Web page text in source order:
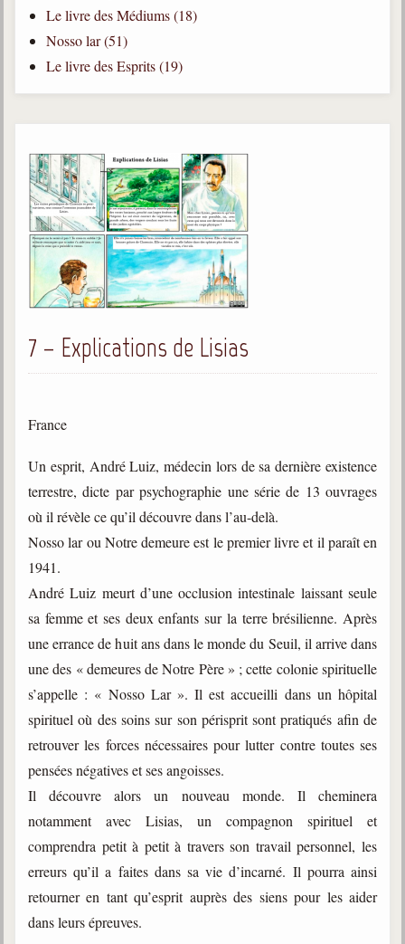
Les bases du spiritisme
But des manifestations spirites
Esprits
Médiums
Les hommes
Les fondateurs
1804-1869
Gabriel Delanne
Chico Xavier
1910-2002
Divaldo Franco
Bibliothèque
Ouvrages
Bibliothèque spirite
Documents
Bulletins "Le Spiritisme"
Journal trimestriel
Newsletters
trimestrielles
Sujets du mois
Citations
Maximes
Le livre des Médiums (18)
Nosso lar (51)
Le livre des Esprits (19)
7 – Explications de Lisias
France
Un esprit, André Luiz, médecin lors de sa dernière existence
terrestre, dicte par psychographie une série de 13 ouvrages
où il révèle ce qu’il découvre dans l’au-delà.
Nosso lar ou Notre demeure est le premier livre et il paraît en
1941.
André Luiz meurt d’une occlusion intestinale laissant seule
sa femme et ses deux enfants sur la terre brésilienne. Après
une errance de huit ans dans le monde du Seuil, il arrive dans
une des « demeures de Notre Père » ; cette colonie spirituelle
s’appelle : « Nosso Lar ». Il est accueilli dans un hôpital
spirituel où des soins sur son périsprit sont pratiqués afin de
retrouver les forces nécessaires pour lutter contre toutes ses
pensées négatives et ses angoisses.
Il découvre alors un nouveau monde. Il cheminera
notamment avec Lisias, un compagnon spirituel et
comprendra petit à petit à travers son travail personnel, les
erreurs qu’il a faites dans sa vie d’incarné. Il pourra ainsi
retourner en tant qu’esprit auprès des siens pour les aider
dans leurs épreuves.